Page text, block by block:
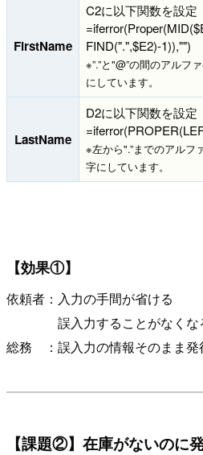
FirstName
C2に以下関数を設定
FIND(".",$E2)-1)),"")
※”.”と"@”の間のアルフ
にしています。
LastName
D2に以下関数を設定
※左から".”までのアルフ
字にしています。
【効果①】
依頼者：入力の手間が省ける
誤入力することがなくな
総務 ：誤入力の情報そのまま発
【課題②】在庫がないのに